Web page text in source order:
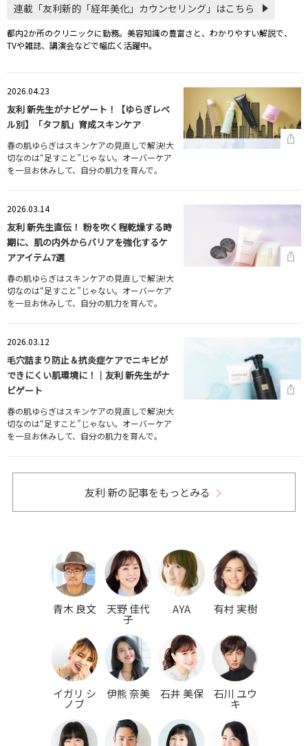
連載「友利新的「経年美化」カウンセリング」はこちら
都内2か所のクリニックに勤務。美容知識の豊富さと、わかりやすい解説で、
TVや雑誌、講演会などで幅広く活躍中。
2026.04.23
友利 新先生がナビゲート！【ゆらぎレベ
ル別】「タフ肌」育成スキンケア
春の肌ゆらぎはスキンケアの見直しで解決!大
切なのは“足すこと”じゃない。オーバーケア
を一旦お休みして、自分の肌力を育んで。
2026.03.14
友利 新先生直伝！ 粉を吹く程乾燥する時
期に、肌の内外からバリアを強化するケ
アアイテム7選
春の肌ゆらぎはスキンケアの見直しで解決!大
切なのは“足すこと”じゃない。オーバーケア
を一旦お休みして、自分の肌力を育んで。
2026.03.12
毛穴詰まり防止＆抗炎症ケアでニキビが
できにくい肌環境に！｜友利 新先生がナ
ビゲート
春の肌ゆらぎはスキンケアの見直しで解決!大
切なのは“足すこと”じゃない。オーバーケア
を一旦お休みして、自分の肌力を育んで。
友利 新の記事をもっとみる
青木 良文 天野 佳代
子
AYA 有村 実樹
イガリ シ
ノブ
伊熊 奈美 石井 美保 石川 ユウ
キ